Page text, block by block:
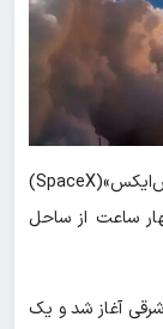
، شرکت «اسپیس‌ایکس»(SpaceX)
چهار ساعت از ساحل
زمانی شرقی آغاز شد و یک